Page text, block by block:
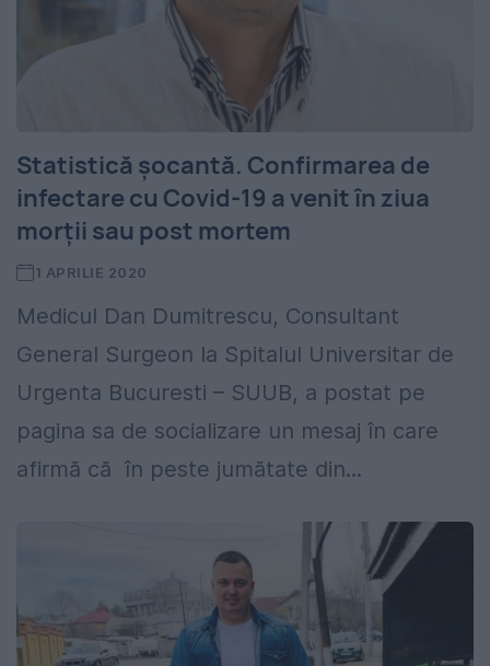
Statistică șocantă. Confirmarea de
infectare cu Covid-19 a venit în ziua
morții sau post mortem
1 APRILIE 2020
Medicul Dan Dumitrescu, Consultant
General Surgeon la Spitalul Universitar de
Urgenta Bucuresti – SUUB, a postat pe
pagina sa de socializare un mesaj în care
afirmă că în peste jumătate din...